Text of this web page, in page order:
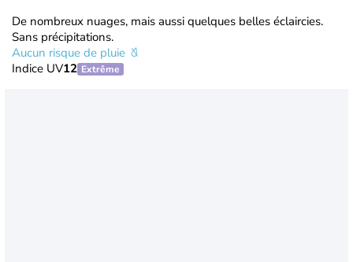
De nombreux nuages, mais aussi quelques belles éclaircies.
Sans précipitations.
Aucun risque de pluie
Indice UV12 Extrême